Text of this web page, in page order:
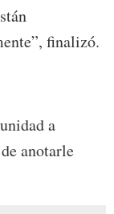
finalizó.
a
anotarle